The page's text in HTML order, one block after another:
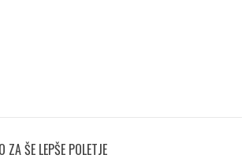
ŠE LEPŠE POLETJE